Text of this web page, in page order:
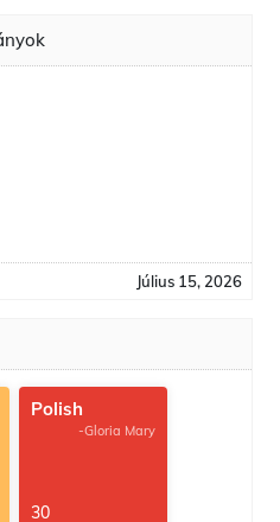
Július 15, 2026
Polish
-Gloria Mary
30